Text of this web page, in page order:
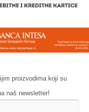
proizvodima koji su
naš newsletter!